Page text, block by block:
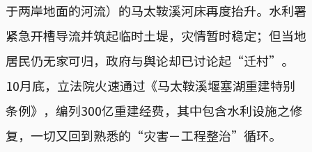
于两岸地面的河流）的马太鞍溪河床再度抬升。水利署
紧急开槽导流并筑起临时土堤，灾情暂时稳定；但当地
居民仍无家可归，政府与舆论却已讨论起“迁村”。
10月底，立法院火速通过《马太鞍溪堰塞湖重建特别
条例》，编列300亿重建经费，其中包含水利设施之修
复，一切又回到熟悉的“灾害－工程整治”循环。